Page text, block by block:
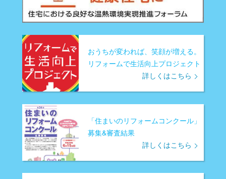
おうちが変われば、笑顔が増える。
リフォームで生活向上プロジェクト
詳しくはこちら
「住まいのリフォームコンクール」
募集&審査結果
詳しくはこちら